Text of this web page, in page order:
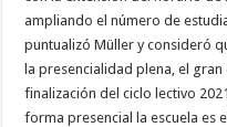
ampliando el número de
puntualizó Müller y consideró
la presencialidad plena, el
finalización del ciclo lectivo
forma presencial la escuela es